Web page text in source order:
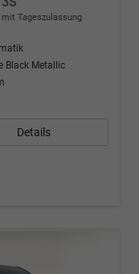
mit Tageszulassung
Black Metallic
Details